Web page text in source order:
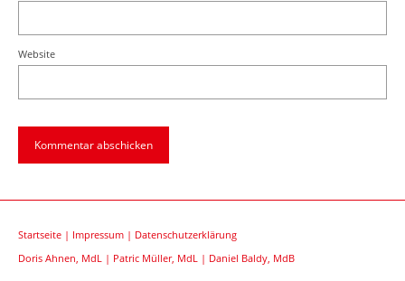
Website
Startseite | Impressum | Datenschutzerklärung
Doris Ahnen, MdL | Patric Müller, MdL | Daniel Baldy, MdB